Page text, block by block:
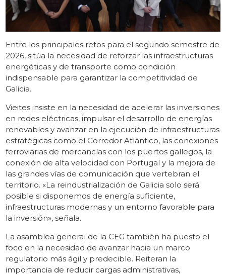
Entre los principales retos para el segundo semestre de
2026, sitúa la necesidad de reforzar las infraestructuras
energéticas y de transporte como condición
indispensable para garantizar la competitividad de
Galicia.
Vieites insiste en la necesidad de acelerar las inversiones
en redes eléctricas, impulsar el desarrollo de energías
renovables y avanzar en la ejecución de infraestructuras
estratégicas como el Corredor Atlántico, las conexiones
ferroviarias de mercancías con los puertos gallegos, la
conexión de alta velocidad con Portugal y la mejora de
las grandes vías de comunicación que vertebran el
territorio. «La reindustrialización de Galicia solo será
posible si disponemos de energía suficiente,
infraestructuras modernas y un entorno favorable para
la inversión», señala.
La asamblea general de la CEG también ha puesto el
foco en la necesidad de avanzar hacia un marco
regulatorio más ágil y predecible. Reiteran la
importancia de reducir cargas administrativas,